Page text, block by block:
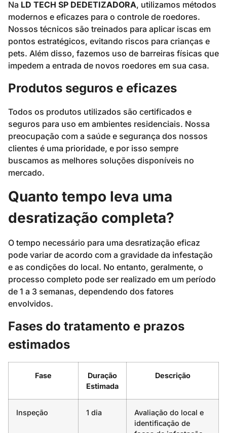
Na LD TECH SP DEDETIZADORA, utilizamos métodos
modernos e eficazes para o controle de roedores.
Nossos técnicos são treinados para aplicar iscas em
pontos estratégicos, evitando riscos para crianças e
pets. Além disso, fazemos uso de barreiras físicas que
impedem a entrada de novos roedores em sua casa.
Produtos seguros e eficazes
Todos os produtos utilizados são certificados e
seguros para uso em ambientes residenciais. Nossa
preocupação com a saúde e segurança dos nossos
clientes é uma prioridade, e por isso sempre
buscamos as melhores soluções disponíveis no
mercado.
Quanto tempo leva uma
desratização completa?
O tempo necessário para uma desratização eficaz
pode variar de acordo com a gravidade da infestação
e as condições do local. No entanto, geralmente, o
processo completo pode ser realizado em um período
de 1 a 3 semanas, dependendo dos fatores
envolvidos.
Fases do tratamento e prazos
estimados
Fase
Duração
Estimada
Descrição
Inspeção 1 dia
Avaliação do local e
identificação de